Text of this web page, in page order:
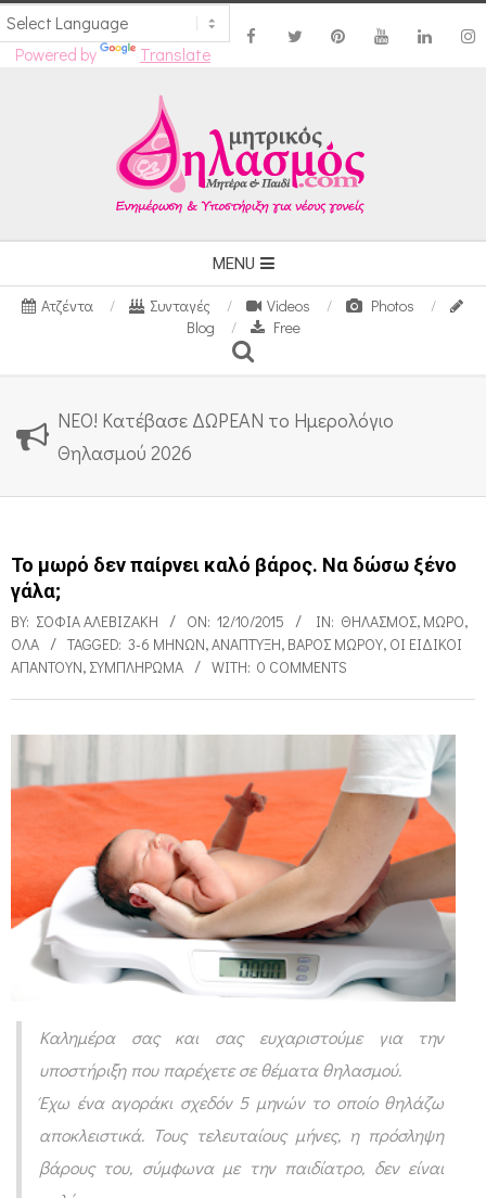
Powered by Translate
Navigation
Menu
MENU
Ατζέντα Συνταγές Videos
Photos
Blog
Free
Search
ΝΕΟ! Κατέβασε ΔΩΡΕΑΝ το Ημερολόγιο
Θηλασμού 2026
Το μωρό δεν παίρνει καλό βάρος. Να δώσω ξένο
γάλα;
BY: ΣΟΦΊΑ ΑΛΕΒΙΖΆΚΗ ON: 12/10/2015 IN: ΘΗΛΑΣΜΌΣ, ΜΩΡΌ,
ΌΛΑ
TAGGED: 3-6 ΜΗΝΏΝ,ΑΝΆΠΤΥΞΗ, ΒΆΡΟΣ ΜΩΡΟΎ, ΟΙ ΕΙΔΙΚΟΊ
ΑΠΑΝΤΟΎΝ, ΣΥΜΠΛΉΡΩΜΑ WITH: 0 COMMENTS
Τ
ω
ρ
ε
Καλημέρα σας και σας ευχαριστούμε για την
υποστήριξη που παρέχετε σε θέματα θηλασμού.
Έχω ένα αγοράκι σχεδόν 5 μηνών το οποίο θηλάζω
αποκλειστικά. Τους τελευταίους μήνες, η πρόσληψη
βάρους του, σύμφωνα με την παιδίατρο, δεν είναι